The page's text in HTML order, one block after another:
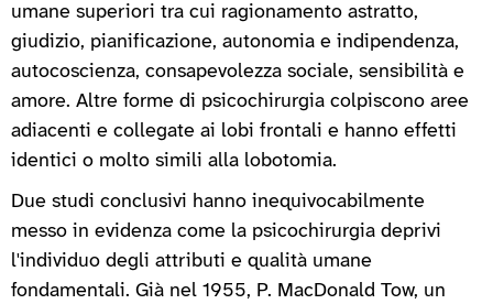
umane superiori tra cui ragionamento astratto,
giudizio, pianificazione, autonomia e indipendenza,
autocoscienza, consapevolezza sociale, sensibilità e
amore. Altre forme di psicochirurgia colpiscono aree
adiacenti e collegate ai lobi frontali e hanno effetti
identici o molto simili alla lobotomia.
Due studi conclusivi hanno inequivocabilmente
messo in evidenza come la psicochirurgia deprivi
l'individuo degli attributi e qualità umane
fondamentali. Già nel 1955, P. MacDonald Tow, un